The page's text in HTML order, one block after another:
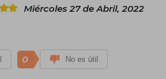
Miércoles 27 de Abril, 2022
0 No es útil